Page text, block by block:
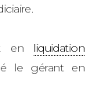
en liquidation
le gérant en